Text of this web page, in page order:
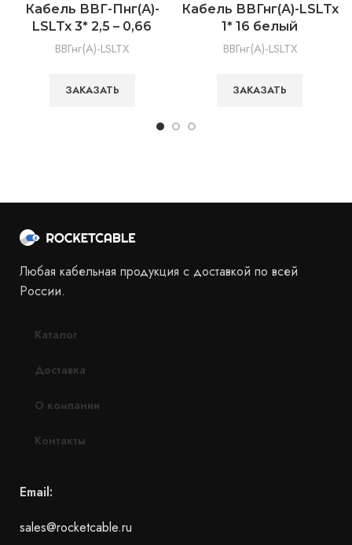
Кабель ВВГ-Пнг(А)-
LSLTx 3* 2,5 – 0,66
ВВГнг(А)-LSLTX
ЗАКАЗАТЬ
Кабель ВВГнг(А)-LSLTx
1* 16 белый
ВВГнг(А)-LSLTX
ЗАКАЗАТЬ
Любая кабельная продукция с доставкой по всей
России.
Каталог
Доставка
О компании
Контакты
Email:
sales@rocketcable.ru